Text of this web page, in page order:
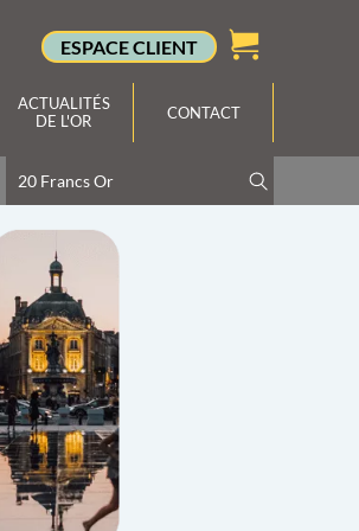
ESPACE CLIENT
ACTUALITÉS
DE L'OR
CONTACT